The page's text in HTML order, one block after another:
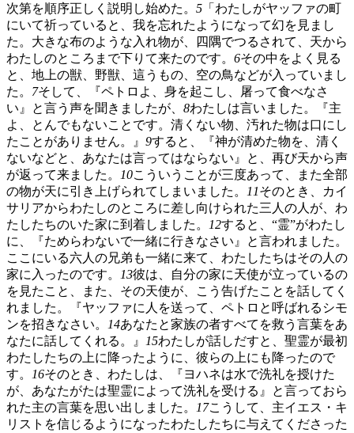
次第を順序正しく説明し始めた。 5 「わたしがヤッファの町
にいて祈っていると、我を忘れたようになって幻を見まし
た。大きな布のような入れ物が、四隅でつるされて、天から
わたしのところまで下りて来たのです。 6その中をよく見る
と、地上の獣、野獣、這うもの、空の鳥などが入っていまし
た。 7そして、『ペトロよ、身を起こし、屠って食べなさ
い』と言う声を聞きましたが、 8わたしは言いました。『主
よ、とんでもないことです。清くない物、汚れた物は口にし
たことがありません。』 9すると、『神が清めた物を、清く
ないなどと、あなたは言ってはならない』と、再び天から声
が返って来ました。
10こういうことが三度あって、また全部
の物が天に引き上げられてしまいました。
11そのとき、カイ
サリアからわたしのところに差し向けられた三人の人が、わ
たしたちのいた家に到着しました。
12すると、“霊”がわたし
に、『ためらわないで一緒に行きなさい』と言われました。
ここにいる六人の兄弟も一緒に来て、わたしたちはその人の
家に入ったのです。
13彼は、自分の家に天使が立っているの
を見たこと、また、その天使が、こう告げたことを話してく
れました。『ヤッファに人を送って、ペトロと呼ばれるシモ
ンを招きなさい。
14あなたと家族の者すべてを救う言葉をあ
なたに話してくれる。』
15わたしが話しだすと、聖霊が最初
わたしたちの上に降ったように、彼らの上にも降ったので
す。
16そのとき、わたしは、『ヨハネは水で洗礼を授けた
が、あなたがたは聖霊によって洗礼を受ける』と言っておら
れた主の言葉を思い出しました。
17こうして、主イエス・キ
リストを信じるようになったわたしたちに与えてくださった